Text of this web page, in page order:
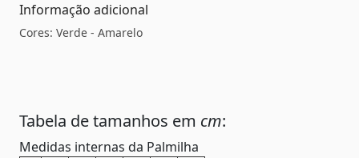
Informação adicional
Cores: Verde - Amarelo
Tabela de tamanhos em cm:
Medidas internas da Palmilha